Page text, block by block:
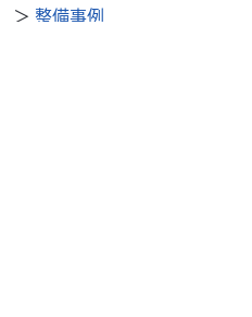
＞ 整備事例